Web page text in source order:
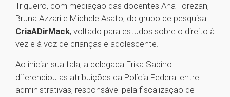
Trigueiro, com mediação das docentes Ana Torezan,
Bruna Azzari e Michele Asato, do grupo de pesquisa
CriaADirMack, voltado para estudos sobre o direito à
vez e à voz de crianças e adolescente.
Ao iniciar sua fala, a delegada Erika Sabino
diferenciou as atribuições da Polícia Federal entre
administrativas, responsável pela fiscalização de